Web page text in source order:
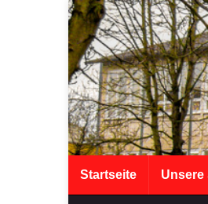
Startseite Unsere